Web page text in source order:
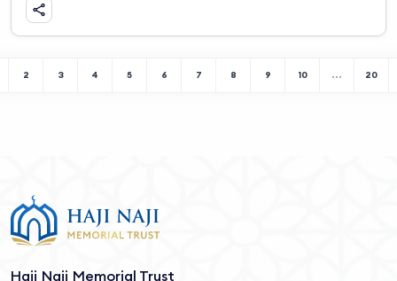
2 3 4 5 6 7 8 9 10 ... 20
Haji Naji Memorial Trust